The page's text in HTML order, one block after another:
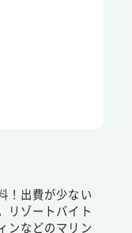
！出費が少ない
リゾートバイト
ンなどのマリン